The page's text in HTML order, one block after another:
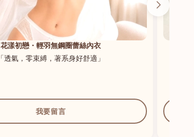
花漾初戀・輕羽無鋼圈蕾絲內衣
「透氣，零束縛，著系身好舒適」
我要留言